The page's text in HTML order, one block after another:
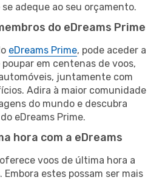
adeque ao seu orçamento.
do eDreams Prime
eDreams Prime, pode aceder a
em centenas de voos,
juntamente com
Adira à maior comunidade
do mundo e descubra
eDreams Prime.
hora com a eDreams
voos de última hora a
estes possam ser mais